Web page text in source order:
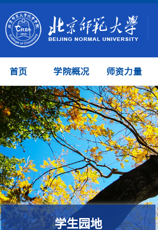
首页 学院概况 师资力量
学生园地